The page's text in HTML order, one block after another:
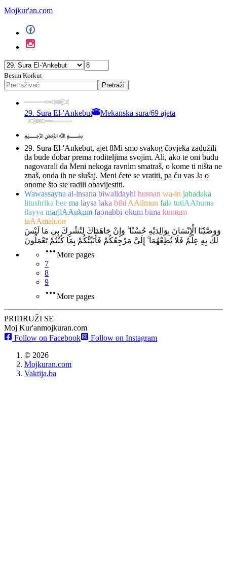
Mojkur'an.com
Besim Korkut
Pretraži
29. Sura El-'Ankebut Mekanska sura/69 ajeta
﷽
29. Sura El-'Ankebut, ajet 8Mi smo svakog čovjeka zadužili
da bude dobar prema roditeljima svojim. Ali, ako te oni budu
nagovarali da Meni nekoga ravnim smatraš, o kome ti ništa ne
znaš, onda ih ne slušaj. Meni ćete se vratiti, pa ću vas Ja o
onome što ste radili obavijestiti.
Wawassayna al-insana biwalidayhi husnan wa-in jahadaka
litushrika bee ma laysa laka bihi AAilmun fala tutiAAhuma
ilayya marjiAAukum faonabbi-okum bima kuntum
taAAmaloon
وَوَصَّيْنَا الْإِنْسَانَ بِوَالِدَيْهِ حُسْنًا ۖ وَإِنْ جَاهَدَاكَ لِتُشْرِكَ بِي مَا لَيْسَ
لَكَ بِهِ عِلْمٌ فَلَا تُطِعْهُمَا ۚ إِلَيَّ مَرْجِعُكُمْ فَأُنَبِّئُكُمْ بِمَا كُنْتُمْ تَعْمَلُونَ
More pages
7
8
9
More pages
PRIDRUŽI SE
Moj Kur'anmojkuran.com
Follow on Facebook
Follow on Instagram
© 2026
Mojkuran.com
Vaktija.ba